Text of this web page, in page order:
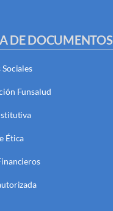
DE DOCUMENTOS
Funsalud
Ética